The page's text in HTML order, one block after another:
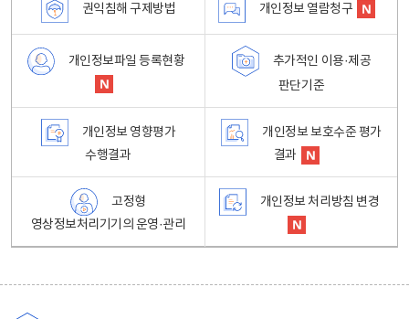
권익침해 구제방법 개인정보 열람청구
개인정보파일 등록현황
추가적인 이용·제공
판단기준
개인정보 영향평가
수행결과
개인정보 보호수준 평가
결과
고정형
영상정보처리기기의 운영·관리
개인정보 처리방침 변경